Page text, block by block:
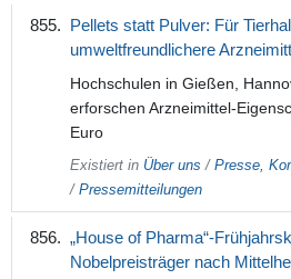
Pellets statt Pulver: Für
umweltfreundlichere
Hochschulen in Gießen,
erforschen Arzneimittel-
Euro
Existiert in Über uns / Presse,
/ Pressemitteilungen
„House of Pharma“-
Nobelpreisträger nach